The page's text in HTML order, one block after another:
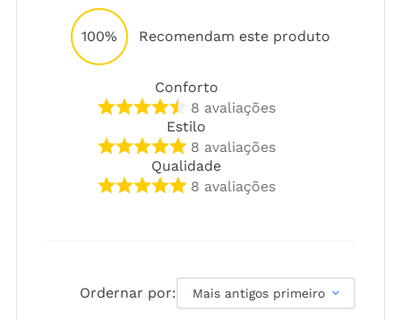
100% Recomendam este produto
Conforto
8 avaliações
Estilo
8 avaliações
Qualidade
8 avaliações
Ordernar por: Mais antigos primeiro